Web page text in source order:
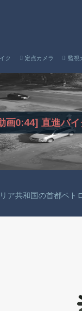
ク 定点カメラ 監視
画0:44] 直進バ
ア共和国の首都ペ